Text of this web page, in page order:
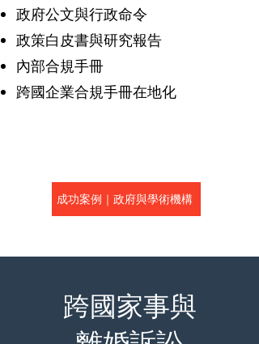
成功案例｜政府與學術機構
政府公文與行政命令
政策白皮書與研究報告
內部合規手冊
跨國企業合規手冊在地化
跨國家事與